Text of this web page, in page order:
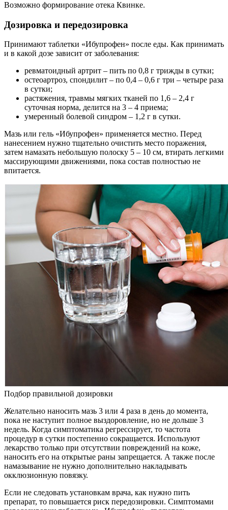
Возможно формирование отека Квинке.
Дозировка и передозировка
Принимают таблетки «Ибупрофен» после еды. Как принимать
и в какой дозе зависит от заболевания:
ревматоидный артрит – пить по 0,8 г трижды в сутки;
остеоартроз, спондилит – по 0,4 – 0,6 г три – четыре раза
в сутки;
растяжения, травмы мягких тканей по 1,6 – 2,4 г
суточная норма, делится на 3 – 4 приема;
умеренный болевой синдром – 1,2 г в сутки.
Мазь или гель «Ибупрофен» применяется местно. Перед
нанесением нужно тщательно очистить место поражения,
затем намазать небольшую полоску 5 – 10 см, втирать легкими
массирующими движениями, пока состав полностью не
впитается.
Подбор правильной дозировки
Желательно наносить мазь 3 или 4 раза в день до момента,
пока не наступит полное выздоровление, но не дольше 3
недель. Когда симптоматика регрессирует, то частота
процедур в сутки постепенно сокращается. Используют
лекарство только при отсутствии повреждений на коже,
наносить его на открытые раны запрещается. А также после
намазывание не нужно дополнительно накладывать
окклюзионную повязку.
Если не следовать установкам врача, как нужно пить
препарат, то повышается риск передозировки. Симптомами